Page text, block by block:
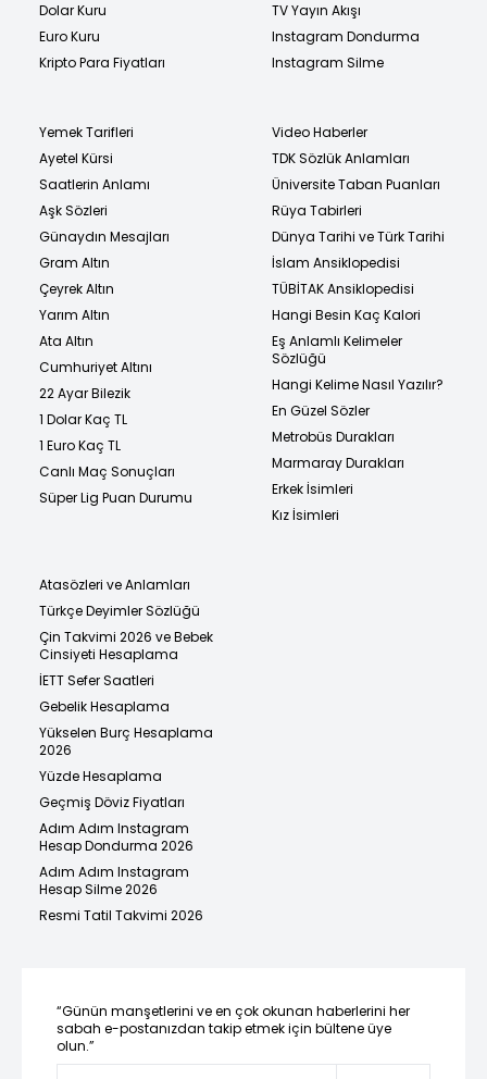
Dolar Kuru
Euro Kuru
Kripto Para Fiyatları
TV Yayın Akışı
Instagram Dondurma
Instagram Silme
Yemek Tarifleri
Ayetel Kürsi
Saatlerin Anlamı
Aşk Sözleri
Günaydın Mesajları
Gram Altın
Çeyrek Altın
Yarım Altın
Ata Altın
Cumhuriyet Altını
22 Ayar Bilezik
1 Dolar Kaç TL
1 Euro Kaç TL
Canlı Maç Sonuçları
Süper Lig Puan Durumu
Video Haberler
TDK Sözlük Anlamları
Üniversite Taban Puanları
Rüya Tabirleri
Dünya Tarihi ve Türk Tarihi
İslam Ansiklopedisi
TÜBİTAK Ansiklopedisi
Hangi Besin Kaç Kalori
Eş Anlamlı Kelimeler
Sözlüğü
Hangi Kelime Nasıl Yazılır?
En Güzel Sözler
Metrobüs Durakları
Marmaray Durakları
Erkek İsimleri
Kız İsimleri
Atasözleri ve Anlamları
Türkçe Deyimler Sözlüğü
Çin Takvimi 2026 ve Bebek
Cinsiyeti Hesaplama
İETT Sefer Saatleri
Gebelik Hesaplama
Yükselen Burç Hesaplama
2026
Yüzde Hesaplama
Geçmiş Döviz Fiyatları
Adım Adım Instagram
Hesap Dondurma 2026
Adım Adım Instagram
Hesap Silme 2026
Resmi Tatil Takvimi 2026
“Günün manşetlerini ve en çok okunan haberlerini her
sabah e-postanızdan takip etmek için bültene üye
olun.”